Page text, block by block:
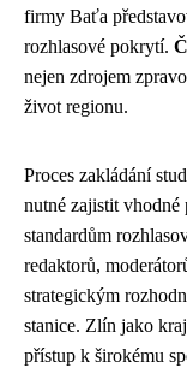
firmy Baťa
rozhlasové pokrytí.
nejen zdrojem
život regionu.
Proces zakládání
nutné zajistit
standardům
redaktorů,
strategickým
stanice. Zlín jako
přístup k širokému